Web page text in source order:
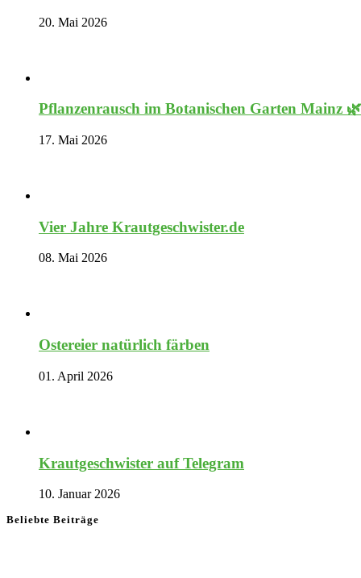
20. Mai 2026
Pflanzenrausch im Botanischen Garten Mainz 🌿
17. Mai 2026
Vier Jahre Krautgeschwister.de
08. Mai 2026
Ostereier natürlich färben
01. April 2026
Krautgeschwister auf Telegram
10. Januar 2026
Beliebte Beiträge